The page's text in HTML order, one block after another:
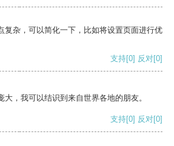
复杂，可以简化一下，比如将设置页面进行优
支持[0] 反对[0]
，我可以结识到来自世界各地的朋友。
支持[0] 反对[0]